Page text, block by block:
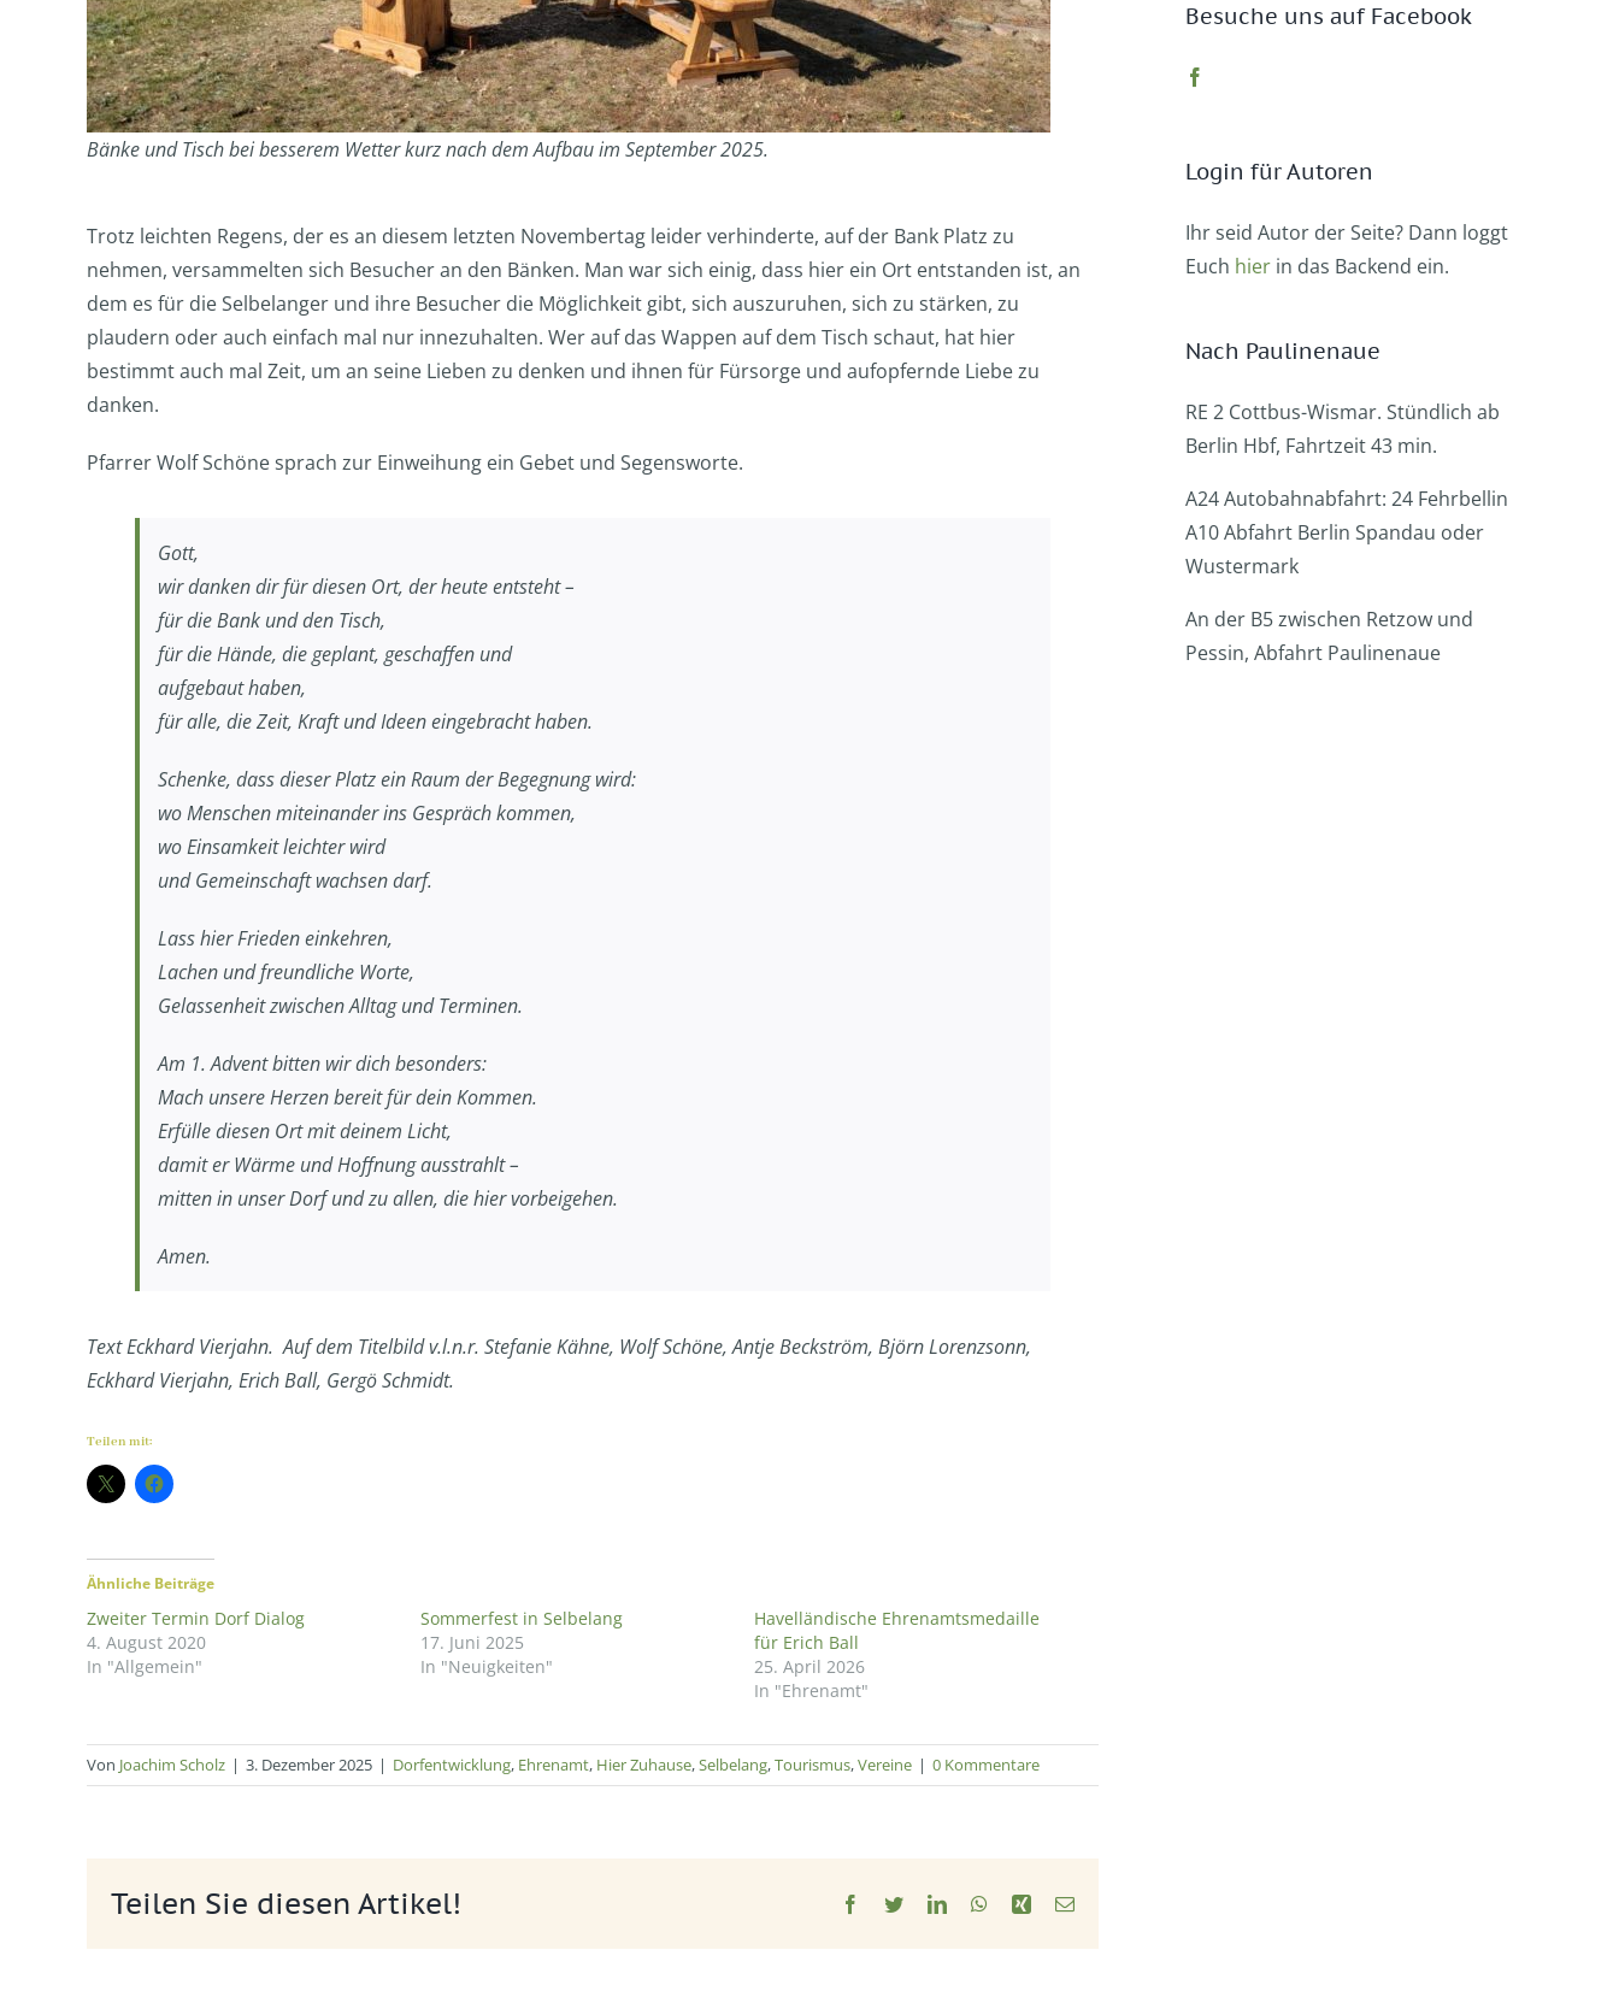
Bänke und Tisch bei besserem Wetter kurz nach dem Aufbau im September 2025.
Trotz leichten Regens, der es an diesem letzten Novembertag leider verhinderte, auf der Bank Platz zu
nehmen, versammelten sich Besucher an den Bänken. Man war sich einig, dass hier ein Ort entstanden ist, an
dem es für die Selbelanger und ihre Besucher die Möglichkeit gibt, sich auszuruhen, sich zu stärken, zu
plaudern oder auch einfach mal nur innezuhalten. Wer auf das Wappen auf dem Tisch schaut, hat hier
bestimmt auch mal Zeit, um an seine Lieben zu denken und ihnen für Fürsorge und aufopfernde Liebe zu
danken.
Pfarrer Wolf Schöne sprach zur Einweihung ein Gebet und Segensworte.
Gott,
wir danken dir für diesen Ort, der heute entsteht –
für die Bank und den Tisch,
für die Hände, die geplant, geschaffen und
aufgebaut haben,
für alle, die Zeit, Kraft und Ideen eingebracht haben.
Schenke, dass dieser Platz ein Raum der Begegnung wird:
wo Menschen miteinander ins Gespräch kommen,
wo Einsamkeit leichter wird
und Gemeinschaft wachsen darf.
Lass hier Frieden einkehren,
Lachen und freundliche Worte,
Gelassenheit zwischen Alltag und Terminen.
Am 1. Advent bitten wir dich besonders:
Mach unsere Herzen bereit für dein Kommen.
Erfülle diesen Ort mit deinem Licht,
damit er Wärme und Hoffnung ausstrahlt –
mitten in unser Dorf und zu allen, die hier vorbeigehen.
Amen.
Text Eckhard Vierjahn. Auf dem Titelbild v.l.n.r. Stefanie Kähne, Wolf Schöne, Antje Beckström, Björn Lorenzsonn,
Eckhard Vierjahn, Erich Ball, Gergö Schmidt.
Teilen mit:
Ähnliche Beiträge
Zweiter Termin Dorf Dialog
4. August 2020
In "Allgemein"
Sommerfest in Selbelang
17. Juni 2025
In "Neuigkeiten"
Havelländische Ehrenamtsmedaille
für Erich Ball
25. April 2026
In "Ehrenamt"
Von Joachim Scholz | 3. Dezember 2025 | Dorfentwicklung, Ehrenamt, Hier Zuhause,Selbelang,Tourismus,Vereine | 0 Kommentare
Teilen Sie diesen Artikel! Facebook
TwitterLinkedInWhatsApp
Xing E-
Besuche uns auf Facebook
Login für Autoren
Ihr seid Autor der Seite? Dann loggt
Euch hier in das Backend ein.
Nach Paulinenaue
RE 2 Cottbus-Wismar. Stündlich ab
Berlin Hbf, Fahrtzeit 43 min.
A24 Autobahnabfahrt: 24 Fehrbellin
A10 Abfahrt Berlin Spandau oder
Wustermark
An der B5 zwischen Retzow und
Pessin, Abfahrt Paulinenaue